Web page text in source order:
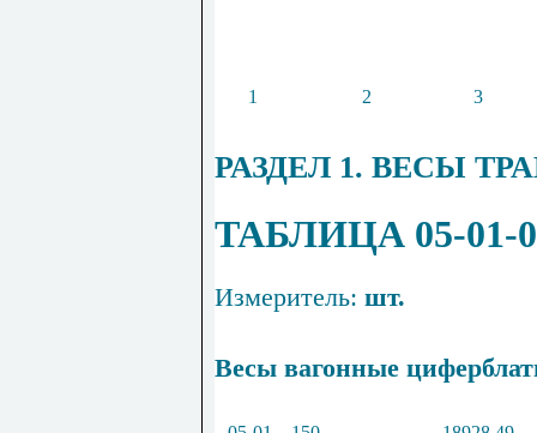
1 2 3
РАЗДЕЛ 1. ВЕСЫ
ТАБЛИЦА 05-01-
Измеритель: шт.
Весы вагонные